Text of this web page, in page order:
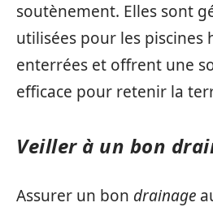
soutènement. Elles sont
utilisées pour les piscines
enterrées et offrent une
efficace pour retenir la
Veiller à un bon
Assurer un bon drainage